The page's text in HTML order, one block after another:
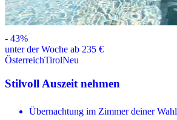
- 43%
unter der Woche ab 235 €
ÖsterreichTirolNeu
Stilvoll Auszeit nehmen
Übernachtung im Zimmer deiner Wahl